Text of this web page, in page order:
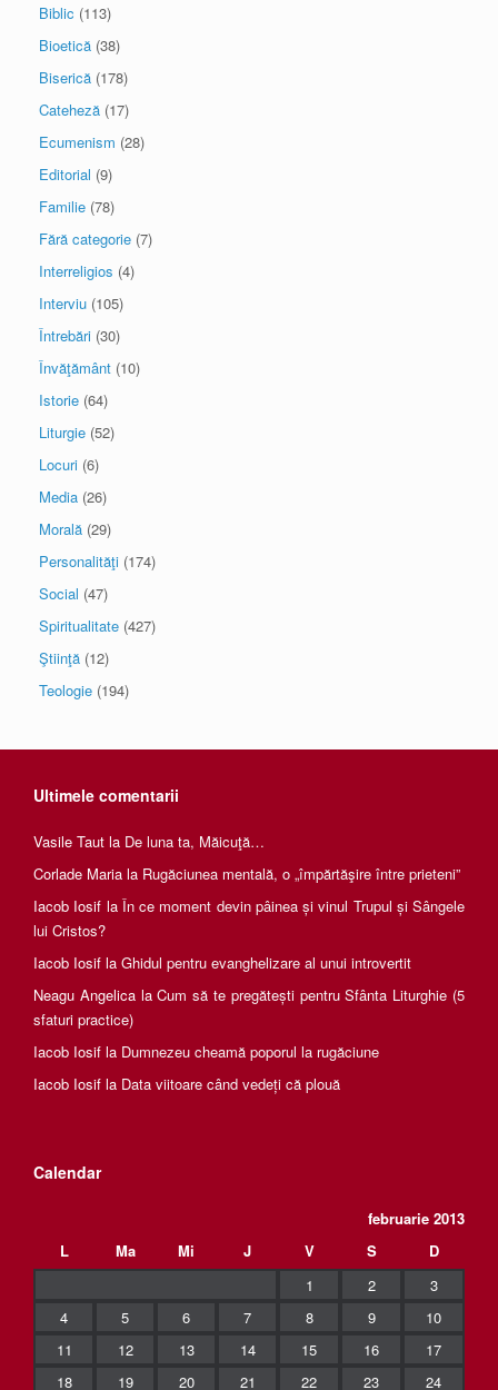
Biblic (113)
Bioetică (38)
Biserică (178)
Cateheză (17)
Ecumenism (28)
Editorial (9)
Familie (78)
Fără categorie (7)
Interreligios (4)
Interviu (105)
Întrebări (30)
Învăţământ (10)
Istorie (64)
Liturgie (52)
Locuri (6)
Media (26)
Morală (29)
Personalităţi (174)
Social (47)
Spiritualitate (427)
Ştiinţă (12)
Teologie (194)
Ultimele comentarii
Vasile Taut la De luna ta, Măicuţă…
Corlade Maria la Rugăciunea mentală, o „împărtăşire între prieteni”
Iacob Iosif la În ce moment devin pâinea și vinul Trupul și Sângele
lui Cristos?
Iacob Iosif la Ghidul pentru evanghelizare al unui introvertit
Neagu AngelicalaCum să te pregătești pentru Sfânta Liturghie (5
sfaturi practice)
Iacob Iosif la Dumnezeu cheamă poporul la rugăciune
Iacob Iosif la Data viitoare când vedeți că plouă
Calendar
februarie 2013
L
Ma Mi J V S
D
1
2
3
4
5 6 7 8 9
10
11
12 13 14 15 16
17
18
19 20 21 22 23 24